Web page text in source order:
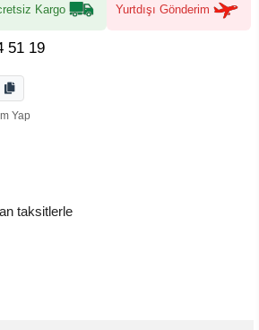
Kargo Yurtdışı Gönderim
51 19
Yap
taksitlerle